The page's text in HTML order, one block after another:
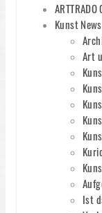
Kunst News
Art
Ist